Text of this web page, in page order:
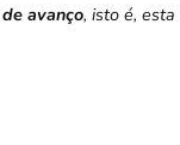
avanço, isto é,